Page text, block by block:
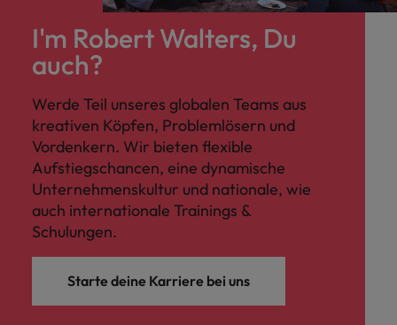
I'm Robert Walters, Du
auch?
Werde Teil unseres globalen Teams aus
kreativen Köpfen, Problemlösern und
Vordenkern. Wir bieten flexible
Aufstiegschancen, eine dynamische
Unternehmenskultur und nationale, wie
auch internationale Trainings &
Schulungen.
Starte deine Karriere bei uns